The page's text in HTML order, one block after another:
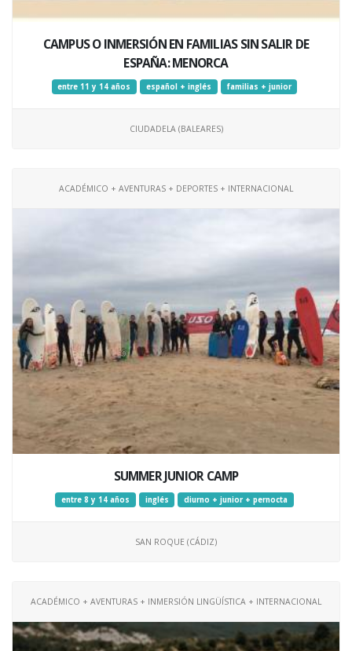
CAMPUS O INMERSIÓN EN FAMILIAS SIN SALIR DE
ESPAÑA: MENORCA
entre 11 y 14 años español + inglés familias + junior
CIUDADELA (BALEARES)
ACADÉMICO + AVENTURAS + DEPORTES + INTERNACIONAL
SUMMER JUNIOR CAMP
entre 8 y 14 años inglés diurno + junior + pernocta
SAN ROQUE (CÁDIZ)
ACADÉMICO + AVENTURAS + INMERSIÓN LINGÜÍSTICA + INTERNACIONAL